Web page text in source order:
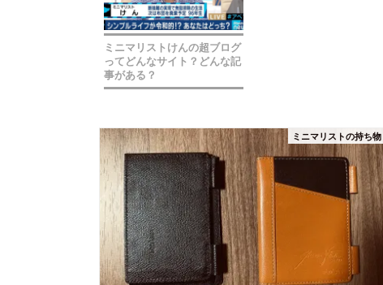
ミニマリストけんの超ブログ
ってどんなサイト？どんな記
事がある？
ミニマリストの持ち物